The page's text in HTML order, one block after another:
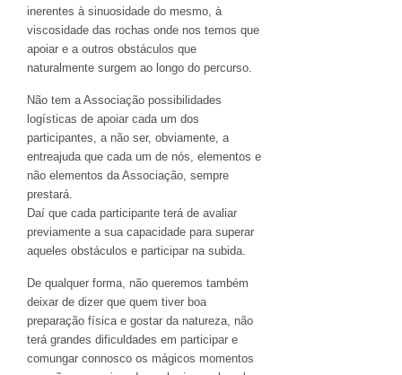
inerentes à sinuosidade do mesmo, à
viscosidade das rochas onde nos temos que
apoiar e a outros obstáculos que
naturalmente surgem ao longo do percurso.
Não tem a Associação possibilidades
logísticas de apoiar cada um dos
participantes, a não ser, obviamente, a
entreajuda que cada um de nós, elementos e
não elementos da Associação, sempre
prestará.
Daí que cada participante terá de avaliar
previamente a sua capacidade para superar
aqueles obstáculos e participar na subida.
De qualquer forma, não queremos também
deixar de dizer que quem tiver boa
preparação física e gostar da natureza, não
terá grandes dificuldades em participar e
comungar connosco os mágicos momentos